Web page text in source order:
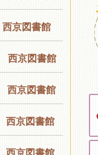
西京図書館
西京図書館
西京図書館
西京図書館
西京図書館